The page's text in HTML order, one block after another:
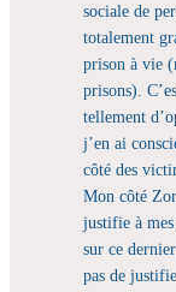
sociale de
totalement
prison à vie
prisons).
tellement
j’en ai
côté des
Mon côté
justifie à
sur ce
pas de